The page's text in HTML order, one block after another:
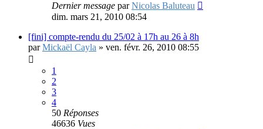
Dernier message parNicolas Baluteau
dim. mars 21, 2010 08:54
[fini] compte-rendu du 25/02 à 17h au 26 à 8h
parMickaël Cayla » ven. févr. 26, 2010 08:55
1
2
3
4
50 Réponses
46636 Vues